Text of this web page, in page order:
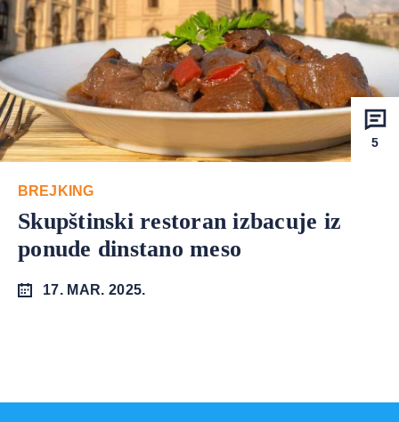
5
BREJKING
Skupštinski restoran izbacuje iz
ponude dinstano meso
17. MAR. 2025.